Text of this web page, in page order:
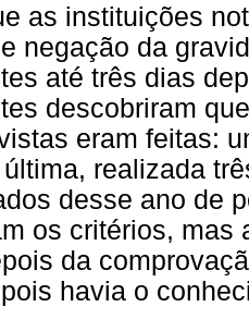
as instituições
negação da
até três dias
descobriram
eram feitas:
realizada
desse ano de
os critérios, mas
da
havia o